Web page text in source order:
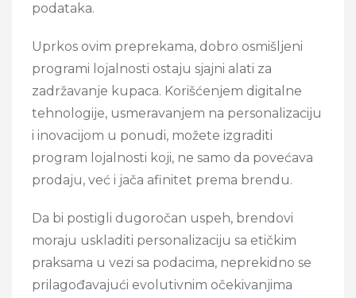
podataka.
Uprkos ovim preprekama, dobro osmišljeni
programi lojalnosti ostaju sjajni alati za
zadržavanje kupaca. Korišćenjem digitalne
tehnologije, usmeravanjem na personalizaciju
i inovacijom u ponudi, možete izgraditi
program lojalnosti koji, ne samo da povećava
prodaju, već i jača afinitet prema brendu.
Da bi postigli dugoročan uspeh, brendovi
moraju uskladiti personalizaciju sa etičkim
praksama u vezi sa podacima, neprekidno se
prilagođavajući evolutivnim očekivanjima